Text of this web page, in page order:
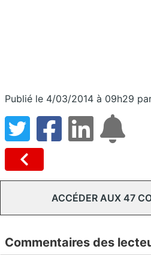
Publié le 4/03/2014 à 09h29
ACCÉDER AUX 47
Commentaires des